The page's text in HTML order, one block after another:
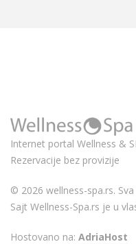
Internet portal Wellness &
Rezervacije bez provizije
© 2026 wellness-spa.rs.
Sajt Wellness-Spa.rs je u
Hostovano na: AdriaHost